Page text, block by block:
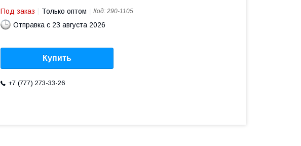
Под заказ Только оптом Код: 290-1105
Отправка с 23 августа 2026
Купить
+7 (777) 273-33-26